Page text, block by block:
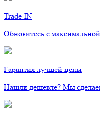
Trade-IN
Обновитесь с
Гарантия лучшей цены
Нашли дешевле? Мы